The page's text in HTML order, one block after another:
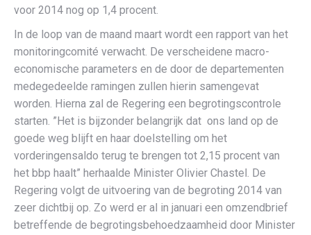
voor 2014 nog op 1,4 procent.
In de loop van de maand maart wordt een rapport van het
monitoringcomité verwacht. De verscheidene macro-
economische parameters en de door de departementen
medegedeelde ramingen zullen hierin samengevat
worden. Hierna zal de Regering een begrotingscontrole
starten. ”Het is bijzonder belangrijk dat ons land op de
goede weg blijft en haar doelstelling om het
vorderingensaldo terug te brengen tot 2,15 procent van
het bbp haalt” herhaalde Minister Olivier Chastel. De
Regering volgt de uitvoering van de begroting 2014 van
zeer dichtbij op. Zo werd er al in januari een omzendbrief
betreffende de begrotingsbehoedzaamheid door Minister